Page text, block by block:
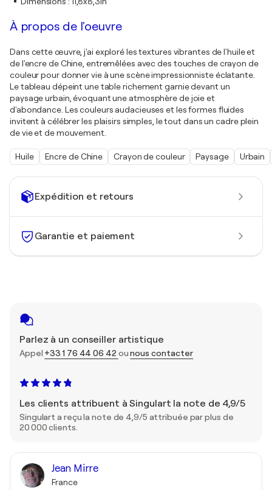
Expédition et retours
Garantie et paiement
Parlez à un conseiller artistique
Appel +33 1 76 44 06 42 ounous contacter
Les clients attribuent à Singulart la note de 4,9/5
Singulart a reçu la note de 4,9/5 attribuée par plus de
20 000 clients.
Jean Mirre
France
À propos de l'oeuvre
Dans cette œuvre, j'ai exploré les textures vibrantes de l'huile et
de l'encre de Chine, entremêlées avec des touches de crayon de
couleur pour donner vie à une scène impressionniste éclatante.
Le tableau dépeint une table richement garnie devant un
paysage urbain, évoquant une atmosphère de joie et
d'abondance. Les couleurs audacieuses et les formes fluides
invitent à célébrer les plaisirs simples, le tout dans un cadre plein
de vie et de mouvement.
Huile Encre de Chine Crayon de couleur Paysage Urbain